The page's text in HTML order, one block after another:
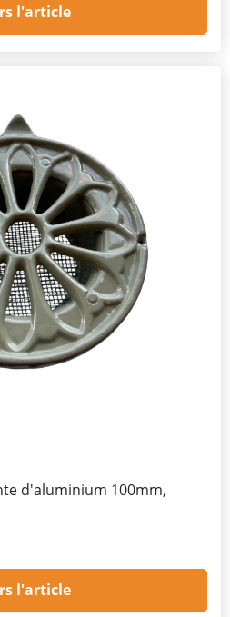
l'article
d'aluminium 100mm,
l'article